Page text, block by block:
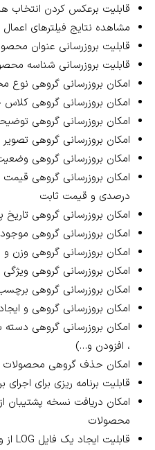
قابلیت برعکس کردن انتخاب
مشاهده نتایج فیلترهای
قابلیت بروزرسانی عنوان
قابلیت بروزرسانی شناسه
امکان بروزرسانی گروهی نوع
امکان بروزرسانی گروهی
امکان بروزرسانی گروهی
امکان بروزرسانی گروهی
امکان بروزرسانی گروهی
امکان بروزرسانی گروهی
درصدی و قیمت ثابت
امکان بروزرسانی گروهی
امکان بروزرسانی گروهی
امکان بروزرسانی گروهی وزن
امکان بروزرسانی گروهی
امکان بروزرسانی گروهی
امکان بروزرسانی گروهی و
امکان بروزرسانی گروهی
، افزودن و…)
امکان حذف گروهی محصولات
قابلیت برنامه ریزی برای
امکان دریافت نسخه پشتیبان از
محصولات
قابلیت ایجاد یک فایل LOG از وضعیت اجرای محصول